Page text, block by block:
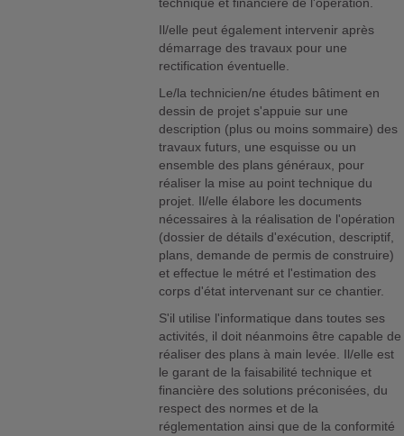
technique et financière de l'opération.
Il/elle peut également intervenir après
démarrage des travaux pour une
rectification éventuelle.
Le/la technicien/ne études bâtiment en
dessin de projet s'appuie sur une
description (plus ou moins sommaire) des
travaux futurs, une esquisse ou un
ensemble des plans généraux, pour
réaliser la mise au point technique du
projet. Il/elle élabore les documents
nécessaires à la réalisation de l'opération
(dossier de détails d'exécution, descriptif,
plans, demande de permis de construire)
et effectue le métré et l'estimation des
corps d'état intervenant sur ce chantier.
S'il utilise l'informatique dans toutes ses
activités, il doit néanmoins être capable de
réaliser des plans à main levée. Il/elle est
le garant de la faisabilité technique et
financière des solutions préconisées, du
respect des normes et de la
réglementation ainsi que de la conformité